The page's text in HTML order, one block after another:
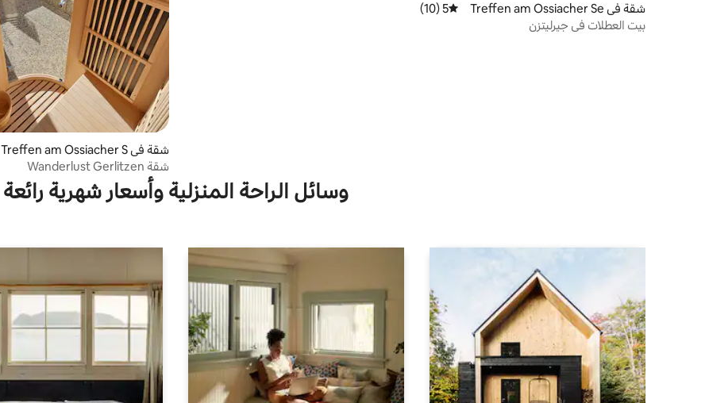
شقة في Treffen am Ossiacher Se
e
متوسط التقييم 5 من 5، 10 مراجعات
5 (10)
بيت العطلات في جيرليتزن
شقة في Treffen am Ossiacher S
ee
شقة Wanderlust Gerlitzen
وسائل الراحة المنزلية وأسعار شهرية رائعة